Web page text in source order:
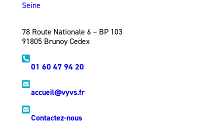
Seine
78 Route Nationale 6 – BP 103
91805 Brunoy Cedex
01 60 47 94 20
accueil@vyvs.fr
Contactez-nous